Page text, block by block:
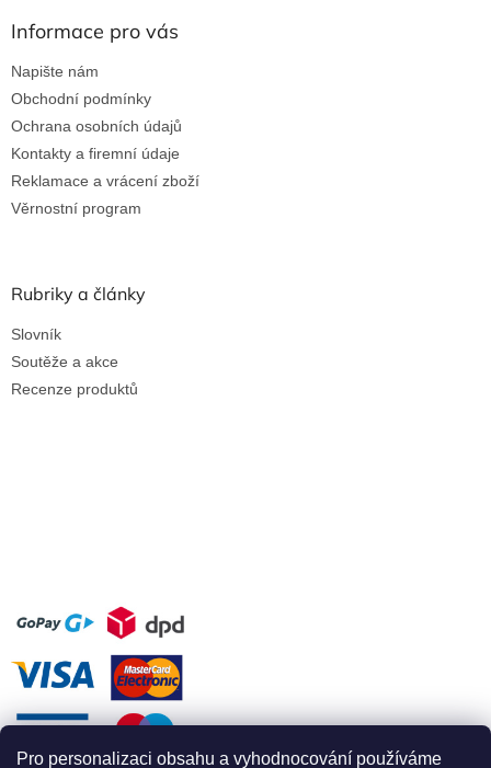
Pro personalizaci obsahu a vyhodnocování používáme
Informace pro vás
Napište nám
Obchodní podmínky
Ochrana osobních údajů
Kontakty a firemní údaje
Reklamace a vrácení zboží
Věrnostní program
Rubriky a články
Slovník
Soutěže a akce
Recenze produktů